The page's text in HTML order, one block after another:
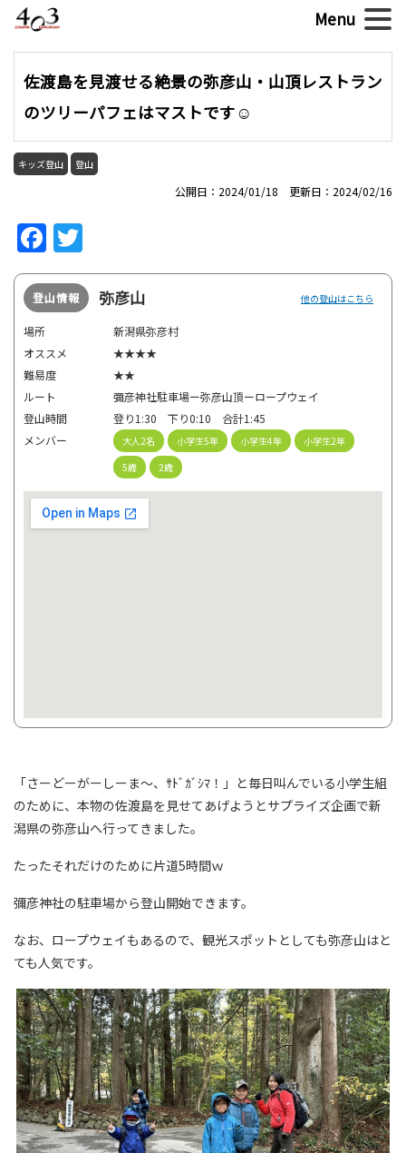
佐渡島を見渡せる絶景の弥彦山・山頂レストラン
のツリーパフェはマストです☺
キッズ登山 登山
公開日：2024/01/18 更新日：2024/02/16
Facebook
登山情報 他の登山はこちら
弥彦山
場所
新潟県弥彦村
オススメ
★★★★
難易度
★★
ルート
彌彦神社駐車場ー弥彦山頂ーロープウェイ
登山時間
登り1:30 下り0:10 合計1:45
メンバー
大人2名 小学生5年 小学生4年
小学生2年
5歳
2歳
「さーどーがーしーま～、ｻﾄﾞｶﾞｼﾏ！」と毎日叫んでいる小学生組
のために、本物の佐渡島を見せてあげようとサプライズ企画で新
潟県の弥彦山へ行ってきました。
たったそれだけのために片道5時間ｗ
彌彦神社の駐車場から登山開始できます。
なお、ロープウェイもあるので、観光スポットとしても弥彦山はと
ても人気です。